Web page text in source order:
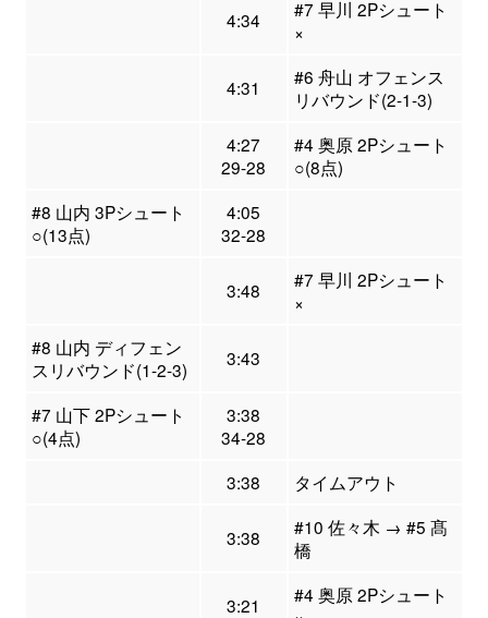
4:34
#7 早川 2Pシュート
×
4:31
#6 舟山 オフェンス
リバウンド(2-1-3)
4:27
29-28
#4 奥原 2Pシュート
○(8点)
#8 山内 3Pシュート
○(13点)
4:05
32-28
3:48
#7 早川 2Pシュート
×
#8 山内 ディフェン
スリバウンド(1-2-3)
3:43
#7 山下 2Pシュート
○(4点)
3:38
34-28
3:38
タイムアウト
3:38
#10 佐々木 → #5 髙
橋
3:21
#4 奥原 2Pシュート